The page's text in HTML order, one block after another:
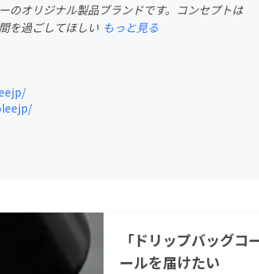
ービス開発 フード・飲食店
for Social Good
ーのオリジナル製品ブランドです。コンセプト
を過ごしてほしい もっと見る
「ドリップバッグ
ールを届けたい